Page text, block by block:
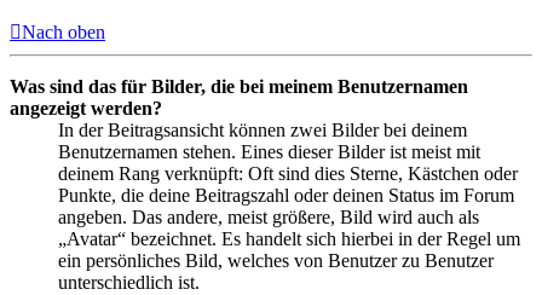
Nach oben
Was sind das für Bilder, die bei meinem Benutzernamen
angezeigt werden?
In der Beitragsansicht können zwei Bilder bei deinem
Benutzernamen stehen. Eines dieser Bilder ist meist mit
deinem Rang verknüpft: Oft sind dies Sterne, Kästchen oder
Punkte, die deine Beitragszahl oder deinen Status im Forum
angeben. Das andere, meist größere, Bild wird auch als
„Avatar“ bezeichnet. Es handelt sich hierbei in der Regel um
ein persönliches Bild, welches von Benutzer zu Benutzer
unterschiedlich ist.